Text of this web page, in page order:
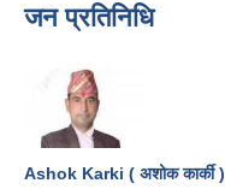
जन प्रतिनिधि
Ashok Karki ( अशोक कार्की )